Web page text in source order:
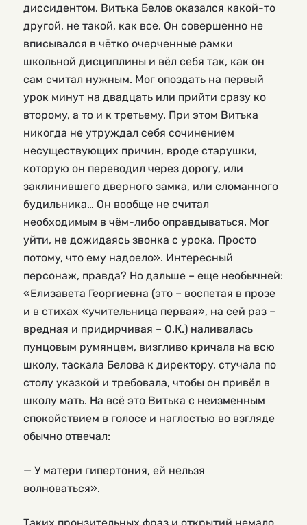
диссидентом. Витька Белов оказался какой-то
другой, не такой, как все. Он совершенно не
вписывался в чётко очерченные рамки
школьной дисциплины и вёл себя так, как он
сам считал нужным. Мог опоздать на первый
урок минут на двадцать или прийти сразу ко
второму, а то и к третьему. При этом Витька
никогда не утруждал себя сочинением
несуществующих причин, вроде старушки,
которую он переводил через дорогу, или
заклинившего дверного замка, или сломанного
будильника… Он вообще не считал
необходимым в чём-либо оправдываться. Мог
уйти, не дожидаясь звонка с урока. Просто
потому, что ему надоело». Интересный
персонаж, правда? Но дальше – еще необычней:
«Елизавета Георгиевна (это – воспетая в прозе
и в стихах «учительница первая», на сей раз –
вредная и придирчивая – О.К.) наливалась
пунцовым румянцем, визгливо кричала на всю
школу, таскала Белова к директору, стучала по
столу указкой и требовала, чтобы он привёл в
школу мать. На всё это Витька с неизменным
спокойствием в голосе и наглостью во взгляде
обычно отвечал:
— У матери гипертония, ей нельзя
волноваться».
Таких пронзительных фраз и открытий немало.